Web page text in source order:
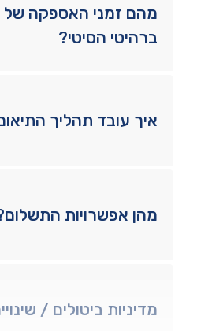
מהם זמני האספקה של
ברהיטי הסיטי?
איך עובד תהליך
מהן אפשרויות
מדיניות ביטולים /